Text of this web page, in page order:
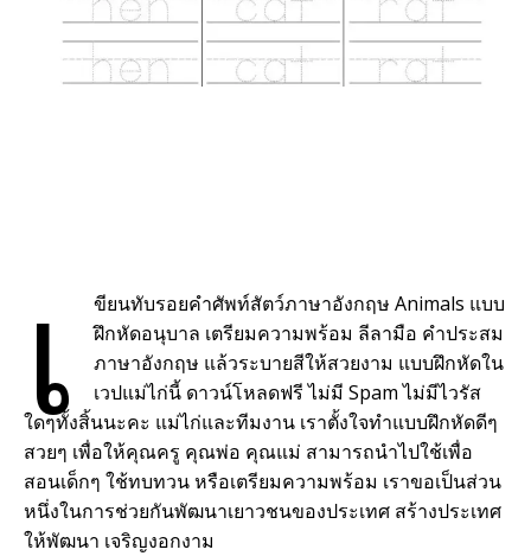
เ
ขียนทับรอยคำศัพท์สัตว์ภาษาอังกฤษ Animals แบบ
ฝึกหัดอนุบาล เตรียมความพร้อม ลีลามือ คำประสม
ภาษาอังกฤษ แล้วระบายสีให้สวยงาม แบบฝึกหัดใน
เวปแม่ไก่นี้ ดาวน์โหลดฟรี ไม่มี Spam ไม่มีไวรัส
ใดๆทั้งสิ้นนะคะ แม่ไก่และทีมงาน เราตั้งใจทำแบบฝึกหัดดีๆ
สวยๆ เพื่อให้คุณครู คุณพ่อ คุณแม่ สามารถนำไปใช้เพื่อ
สอนเด็กๆ ใช้ทบทวน หรือเตรียมความพร้อม เราขอเป็นส่วน
หนึ่งในการช่วยกันพัฒนาเยาวชนของประเทศ สร้างประเทศ
ให้พัฒนา เจริญงอกงาม